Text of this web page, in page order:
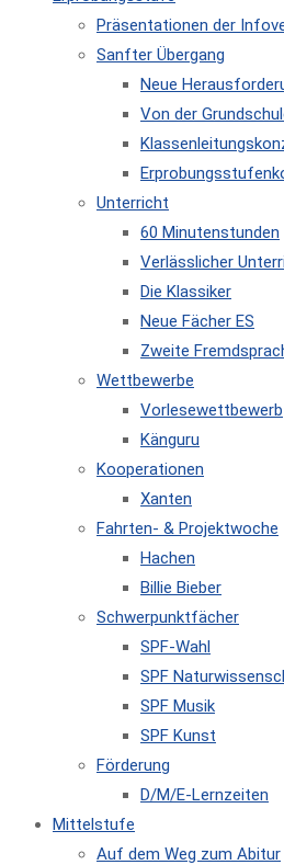
Präsentationen der
Sanfter Übergang
Neue
Von der
Unterricht
60 Minutenstunden
Verlässlicher
Die Klassiker
Neue Fächer ES
Zweite
Wettbewerbe
Vorlesewettbewerb
Känguru
Kooperationen
Xanten
Fahrten- & Projektwoche
Hachen
Billie Bieber
Schwerpunktfächer
SPF-Wahl
SPF
SPF Musik
SPF Kunst
Förderung
D/M/E-Lernzeiten
Mittelstufe
Auf dem Weg zum Abitur